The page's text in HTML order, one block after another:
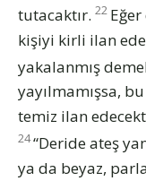
tutacaktır. 22
kişiyi kirli ilan
yakalanmış
yayılmamışsa,
temiz ilan
24“Deride ateş
ya da beyaz,